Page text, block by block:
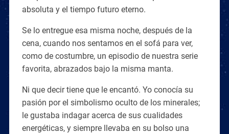
absoluta y el tiempo futuro eterno.
Se lo entregue esa misma noche, después de la
cena, cuando nos sentamos en el sofá para ver,
como de costumbre, un episodio de nuestra serie
favorita, abrazados bajo la misma manta.
Ni que decir tiene que le encantó. Yo conocía su
pasión por el simbolismo oculto de los minerales;
le gustaba indagar acerca de sus cualidades
energéticas, y siempre llevaba en su bolso una